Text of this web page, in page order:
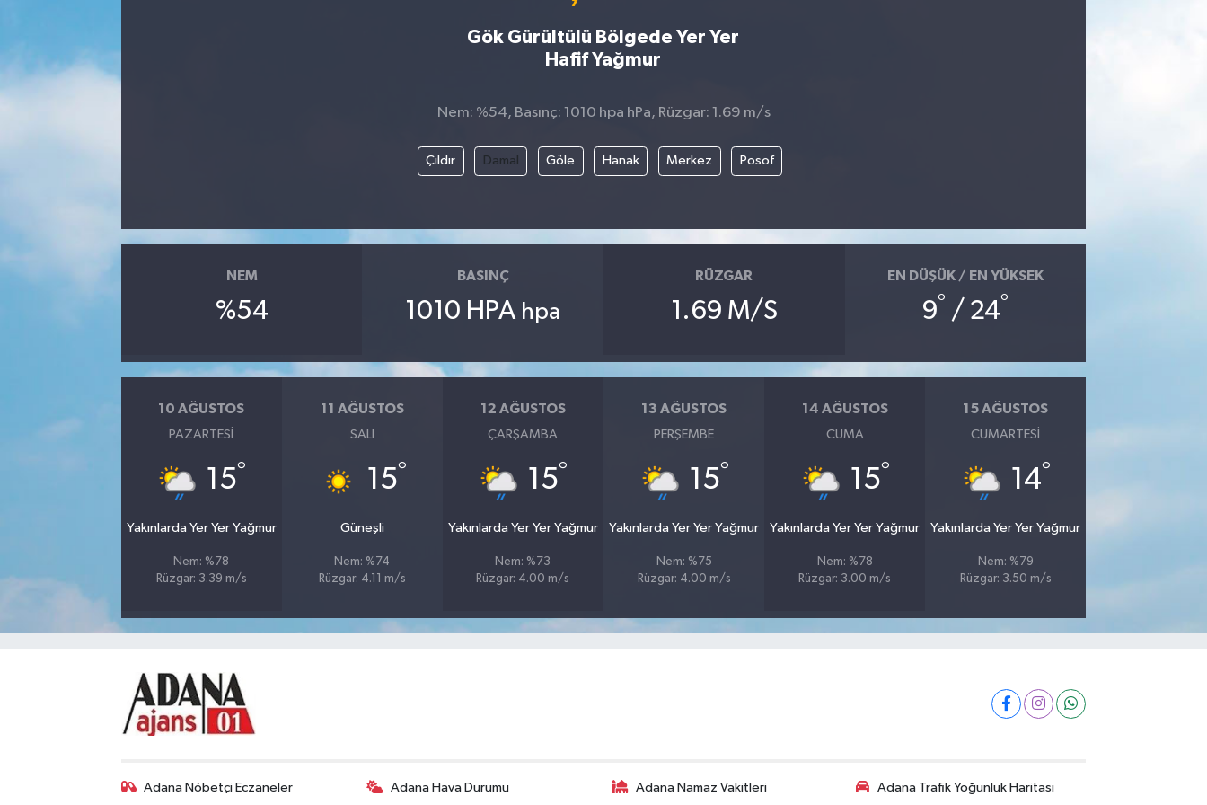
Gök Gürültülü Bölgede Yer Yer
Hafif Yağmur
Nem: %54, Basınç: 1010 hpa hPa, Rüzgar: 1.69 m/s
Çıldır Damal Göle Hanak Merkez Posof
NEM
%54
BASINÇ
1010 HPA hpa
RÜZGAR
1.69 M/S
EN DÜŞÜK / EN YÜKSEK
9° / 24°
10 AĞUSTOS
PAZARTESI
15°
Yakınlarda Yer Yer Yağmur
Nem: %78
Rüzgar: 3.39 m/s
11 AĞUSTOS
SALI
15°
Güneşli
Nem: %74
Rüzgar: 4.11 m/s
12 AĞUSTOS
ÇARŞAMBA
15°
Yakınlarda Yer Yer Yağmur
Nem: %73
Rüzgar: 4.00 m/s
13 AĞUSTOS
PERŞEMBE
15°
Yakınlarda Yer Yer Yağmur
Nem: %75
Rüzgar: 4.00 m/s
14 AĞUSTOS
CUMA
15°
Yakınlarda Yer Yer Yağmur
Nem: %78
Rüzgar: 3.00 m/s
15 AĞUSTOS
CUMARTESI
14°
Yakınlarda Yer Yer Yağmur
Nem: %79
Rüzgar: 3.50 m/s
Adana Nöbetçi Eczaneler Adana Hava Durumu Adana Namaz Vakitleri Adana Trafik Yoğunluk Haritası
Magazin